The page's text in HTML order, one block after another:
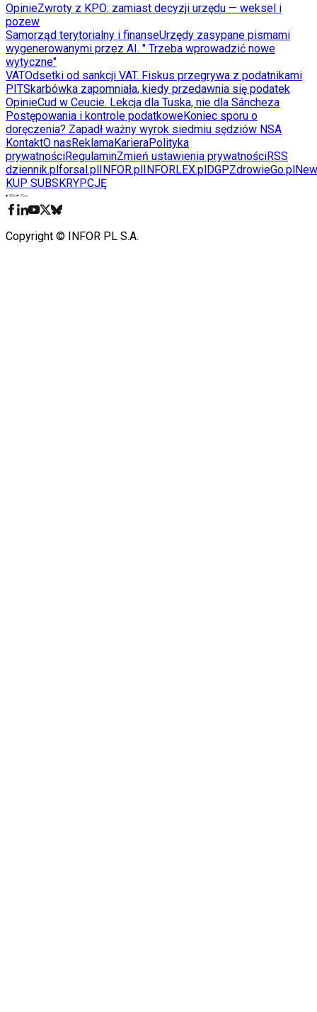
OpinieZwroty z KPO: zamiast decyzji urzędu — weksel i
pozew
Samorząd terytorialny i finanseUrzędy zasypane pismami
wygenerowanymi przez AI. " Trzeba wprowadzić nowe
wytyczne"
VATOdsetki od sankcji VAT. Fiskus przegrywa z podatnikami
PITSkarbówka zapomniała, kiedy przedawnia się podatek
OpinieCud w Ceucie. Lekcja dla Tuska, nie dla Sáncheza
Postępowania i kontrole podatkoweKoniec sporu o
doręczenia? Zapadł ważny wyrok siedmiu sędziów NSA
KontaktO nasReklamaKarieraPolityka
prywatnościRegulaminZmień ustawienia prywatnościRSS
dziennik.plforsal.plINFOR.plINFORLEX.plDGPZdrowieGo.pl
KUP SUBSKRYPCJĘ
Copyright © INFOR PL S.A.